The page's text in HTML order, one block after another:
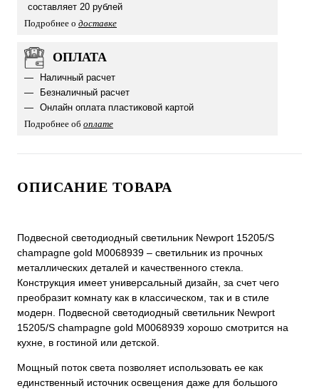
составляет 20 рублей
Подробнее о доставке
ОПЛАТА
Наличный расчет
Безналичный расчет
Онлайн оплата пластиковой картой
Подробнее об оплате
ОПИСАНИЕ ТОВАРА
Подвесной светодиодный светильник Newport 15205/S
champagne gold М0068939 – светильник из прочных
металлических деталей и качественного стекла.
Конструкция имеет универсальный дизайн, за счет чего
преобразит комнату как в классическом, так и в стиле
модерн. Подвесной светодиодный светильник Newport
15205/S champagne gold М0068939 хорошо смотрится на
кухне, в гостиной или детской.
Мощный поток света позволяет использовать ее как
единственный источник освещения даже для большого